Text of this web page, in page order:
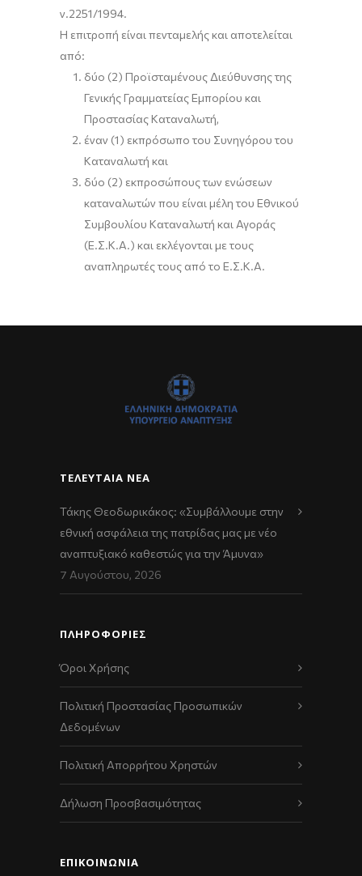
ν.2251/1994.
Η επιτροπή είναι πενταμελής και αποτελείται
από:
δύο (2) Προϊσταμένους Διεύθυνσης της
Γενικής Γραμματείας Εμπορίου και
Προστασίας Καταναλωτή,
έναν (1) εκπρόσωπο του Συνηγόρου του
Καταναλωτή και
δύο (2) εκπροσώπους των ενώσεων
καταναλωτών που είναι μέλη του Εθνικού
Συμβουλίου Καταναλωτή και Αγοράς
(Ε.Σ.Κ.Α.) και εκλέγονται με τους
αναπληρωτές τους από το Ε.Σ.Κ.Α.
ΤΕΛΕΥΤΑΊΑ ΝΈΑ
Τάκης Θεοδωρικάκος: «Συμβάλλουμε στην
εθνική ασφάλεια της πατρίδας μας με νέο
αναπτυξιακό καθεστώς για την Άμυνα»
7 Αυγούστου, 2026
ΠΛΗΡΟΦΟΡΙΕΣ
Όροι Χρήσης
Πολιτική Προστασίας Προσωπικών
Δεδομένων
Πολιτική Απορρήτου Χρηστών
Δήλωση Προσβασιμότητας
ΕΠΙΚΟΙΝΩΝΊΑ